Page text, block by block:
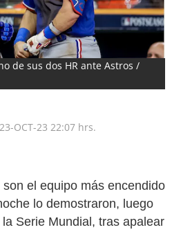
de sus dos HR ante Astros /
23-OCT-23 22:07 hrs.
son el equipo más encendido
lo demostraron, luego
Serie Mundial, tras apalear